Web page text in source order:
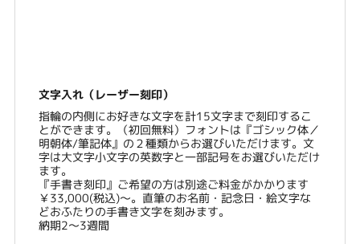
文字入れ（レーザー刻印）
指輪の内側にお好きな文字を計15文字まで刻印するこ
とができます。（初回無料）フォントは『ゴシック体／
明朝体/筆記体』の２種類からお選びいただけます。文
字は大文字小文字の英数字と一部記号をお選びいただけ
ます。
『手書き刻印』ご希望の方は別途ご料金がかかります
￥33,000(税込)～。直筆のお名前・記念日・絵文字な
どおふたりの手書き文字を刻みます。
納期2〜3週間